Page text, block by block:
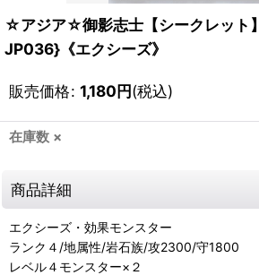
☆アジア☆御影志士【シークレット
JP036}《エクシーズ》
販売価格: 1,180円(税込)
在庫数 ×
商品詳細
エクシーズ・効果モンスター
ランク４/地属性/岩石族/攻2300/守1800
レベル４モンスター×２